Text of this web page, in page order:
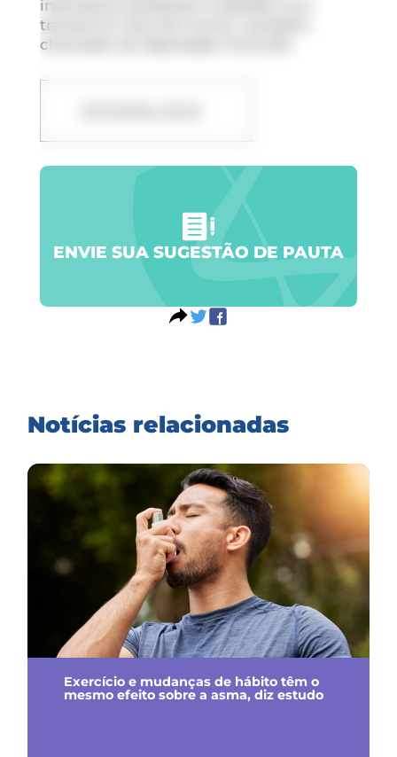
indivíduos saudáveis e aqueles com
transtorno leve de humor, também
chamado de depressão limítrofe.
ENVIE SUA SUGESTÃO DE PAUTA
Notícias relacionadas
Exercício e mudanças de hábito têm o
mesmo efeito sobre a asma, diz estudo